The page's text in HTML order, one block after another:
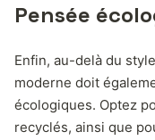
Pensée
Enfin, au-delà du
moderne doit
écologiques. Optez
recyclés, ainsi que